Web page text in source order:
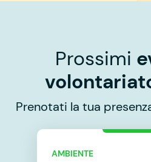
Prossimi
Prenotati la tua
AMBIENTE